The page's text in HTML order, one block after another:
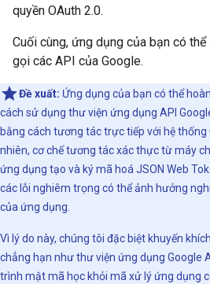
quyền OAuth 2.0.
Cuối cùng, ứng dụng của bạn có
gọi các API của Google.
Đề xuất: Ứng dụng của bạn có thể
cách sử dụng thư viện ứng dụng API
bằng cách tương tác trực tiếp với hệ thống
nhiên, cơ chế tương tác xác thực từ máy
ứng dụng tạo và ký mã hoá JSON Web
các lỗi nghiêm trọng có thể ảnh hưởng
của ứng dụng.
Vì lý do này, chúng tôi đặc biệt khuyến
chẳng hạn như thư viện ứng dụng Google
trình mật mã học khỏi mã xử lý ứng dụng